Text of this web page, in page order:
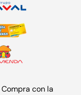
Compra con la